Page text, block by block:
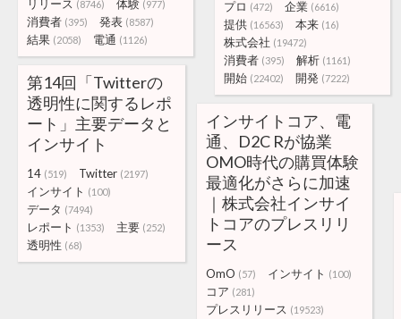
プロ (472) 企業 (6616)
提供 (16563) 本来 (16)
株式会社 (19472)
消費者 (395) 解析 (1161)
開始 (22402) 開発 (7222)
リリース (8746) 体験 (977)
消費者 (395) 発表 (8587)
結果 (2058) 電通 (1126)
第14回「Twitterの
透明性に関するレポ
ート」主要データと
インサイト
14 (519) Twitter (2197)
インサイト (100)
データ (7494)
レポート (1353) 主要 (252)
透明性 (68)
インサイトコア、電
通、D2C Rが協業
OMO時代の購買体験
最適化がさらに加速
｜株式会社インサイ
トコアのプレスリリ
ース
OmO (57) インサイト (100)
コア (281)
プレスリリース (19523)